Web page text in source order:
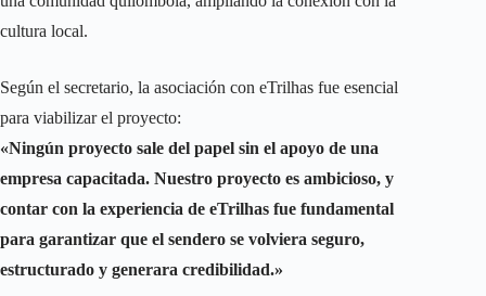
cultura local.
Según el secretario, la asociación con eTrilhas fue esencial
para viabilizar el proyecto:
«Ningún proyecto sale del papel sin el apoyo de una
empresa capacitada. Nuestro proyecto es ambicioso, y
contar con la experiencia de eTrilhas fue fundamental
para garantizar que el sendero se volviera seguro,
estructurado y generara credibilidad.»